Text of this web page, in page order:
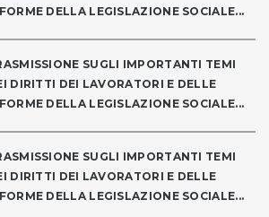
DELLA LEGISLAZIONE SOCIALE...
SUGLI IMPORTANTI TEMI
DIRITTI DEI LAVORATORI E DELLE
DELLA LEGISLAZIONE SOCIALE...
SUGLI IMPORTANTI TEMI
DIRITTI DEI LAVORATORI E DELLE
DELLA LEGISLAZIONE SOCIALE...